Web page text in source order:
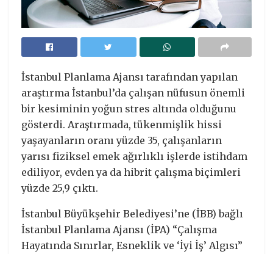
İstanbul Planlama Ajansı tarafından yapılan
araştırma İstanbul’da çalışan nüfusun önemli
bir kesiminin yoğun stres altında olduğunu
gösterdi. Araştırmada, tükenmişlik hissi
yaşayanların oranı yüzde 35, çalışanların
yarısı fiziksel emek ağırlıklı işlerde istihdam
ediliyor, evden ya da hibrit çalışma biçimleri
yüzde 25,9 çıktı.
İstanbul Büyükşehir Belediyesi’ne (İBB) bağlı
İstanbul Planlama Ajansı (İPA) “Çalışma
Hayatında Sınırlar, Esneklik ve ‘İyi İş’ Algısı”